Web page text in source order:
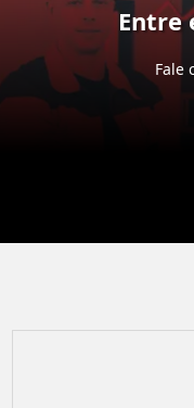
Entre
Fale